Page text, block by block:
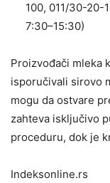
100, 011/30-20-
7:30–15:30)
Proizvođači mleka
isporučivali sirovo
mogu da ostvare
zahteva isključivo
proceduru, dok je
Indeksonline.rs